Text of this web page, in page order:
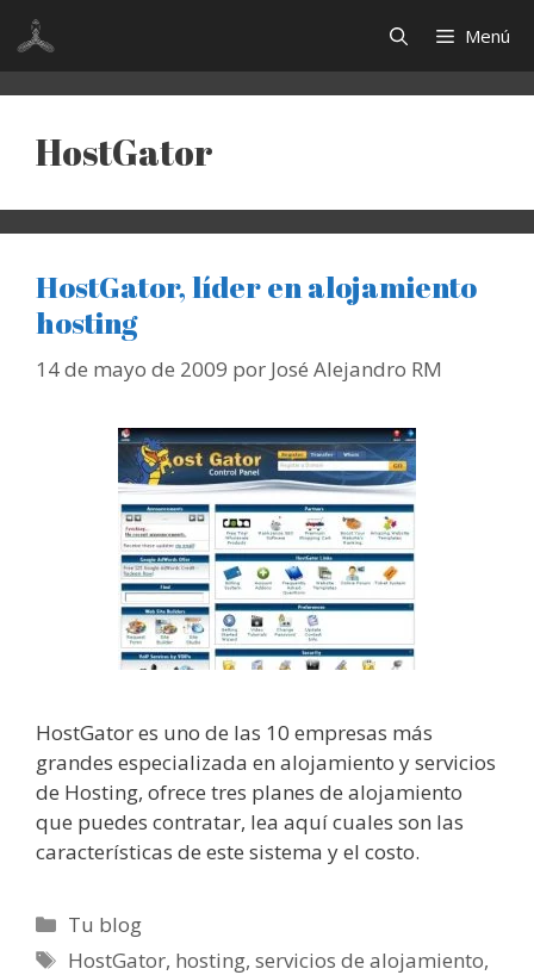
Saltar
contenido
Menú
HostGator
HostGator, líder en alojamiento
hosting
14 de mayo de 2009 por José Alejandro RM
HostGator es uno de las 10 empresas más
grandes especializada en alojamiento y servicios
de Hosting, ofrece tres planes de alojamiento
que puedes contratar, lea aquí cuales son las
características de este sistema y el costo.
Categorías
Tu blog
Etiquetas
HostGator, hosting,servicios de alojamiento,